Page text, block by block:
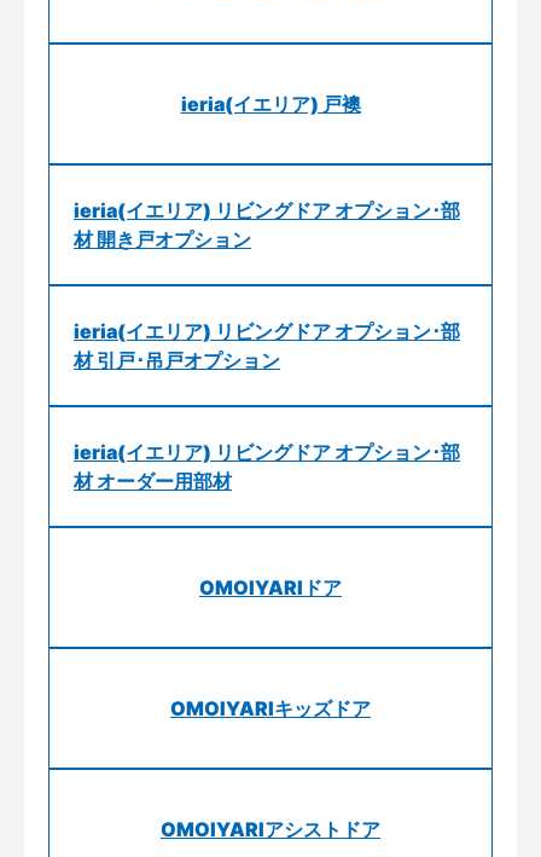
ieria(イエリア) 戸襖
ieria(イエリア) リビングドア オプション･部
材 開き戸オプション
ieria(イエリア) リビングドア オプション･部
材 引戸･吊戸オプション
ieria(イエリア) リビングドア オプション･部
材 オーダー用部材
OMOIYARIドア
OMOIYARIキッズドア
OMOIYARIアシストドア